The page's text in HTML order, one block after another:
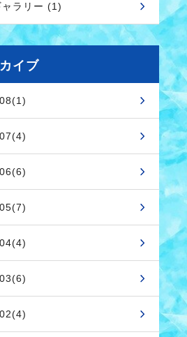
ャラリー (1)
イブ